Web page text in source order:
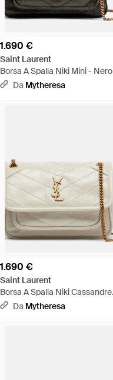
1.690 €
Saint Laurent
Borsa A Spalla Niki Mini - Nero
Da Mytheresa
1.690 €
Saint Laurent
Borsa A Spalla Niki Cassandre
Mini - Neutro
Da Mytheresa